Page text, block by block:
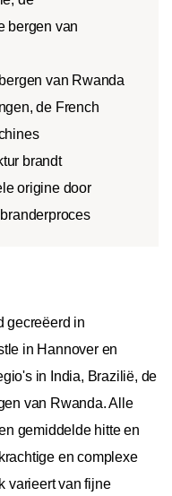
bergen van
van Rwanda
de French
brandt
origine door
gecreëerd in
in Hannover en
in India, Brazilië, de
van Rwanda. Alle
gemiddelde hitte en
en complexe
varieert van fijne